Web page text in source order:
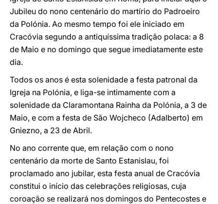
Jubileu do nono centenário do martírio do Padroeiro
da Polónia. Ao mesmo tempo foi ele iniciado em
Cracóvia segundo a antiquíssima tradição polaca: a 8
de Maio e no domingo que segue imediatamente este
dia.
Todos os anos é esta solenidade a festa patronal da
Igreja na Polónia, e liga-se intimamente com a
solenidade da Claramontana Rainha da Polónia, a 3 de
Maio, e com a festa de São Wojcheco (Adalberto) em
Gniezno, a 23 de Abril.
No ano corrente que, em relação com o nono
centenário da morte de Santo Estanislau, foi
proclamado ano jubilar, esta festa anual de Cracóvia
constitui o início das celebrações religiosas, cuja
coroação se realizará nos domingos do Pentecostes e